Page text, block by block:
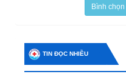
Bình chọn
TIN ĐỌC NHIỀU